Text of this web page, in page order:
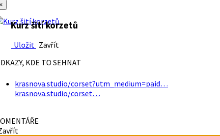
Kurz šití korzetů
Uložit Zavřít
KDE TO SEHNAT
krasnova.studio/corset?utm_medium=paid…
krasnova.studio/corset…